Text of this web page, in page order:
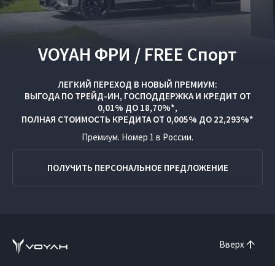
VOYAH ФРИ / FREE Спорт
ЛЕГКИЙ ПЕРЕХОД В НОВЫЙ ПРЕМИУМ:
ВЫГОДА ПО ТРЕЙД-ИН, ГОСПОДДЕРЖКАИ КРЕДИТ ОТ
0,01% ДО 18,70%*,
ПОЛНАЯ СТОИМОСТЬ КРЕДИТА ОТ 0,005% ДО 22,293%*
Премиум. Номер 1 в России.
ПОЛУЧИТЬ ПЕРСОНАЛЬНОЕ ПРЕДЛОЖЕНИЕ
Вверх